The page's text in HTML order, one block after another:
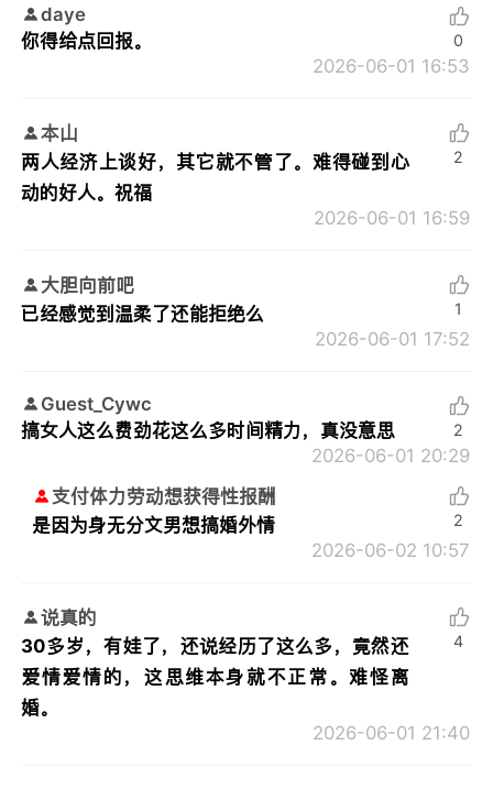
daye
你得给点回报。
2026-06-01 16:53
0
本山
两人经济上谈好，其它就不管了。难得碰到心
动的好人。祝福
2026-06-01 16:59
2
大胆向前吧
已经感觉到温柔了还能拒绝么
2026-06-01 17:52
1
Guest_Cywc
搞女人这么费劲花这么多时间精力，真没意思
2026-06-01 20:29
2
支付体力劳动想获得性报酬
是因为身无分文男想搞婚外情
2026-06-02 10:57
2
说真的
30多岁，有娃了，还说经历了这么多，竟然还
爱情爱情的，这思维本身就不正常。难怪离
婚。
2026-06-01 21:40
4